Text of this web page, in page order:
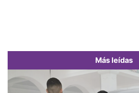
Más leídas